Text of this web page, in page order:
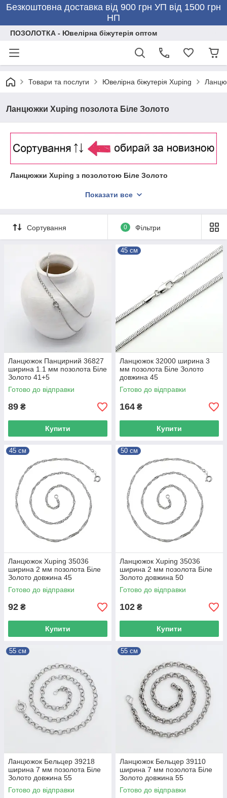
Безкоштовна доставка від 900 грн УП від 1500 грн
НП
ПОЗОЛОТКА - Ювелірна біжутерія оптом
Товари та послуги Ювелірна біжутерія Xuping
Ланцюжки Xuping позолота Біле Золото
Ланцюжки Xuping з позолотою Біле Золото
Показати все
Сортування 0 Фільтри
Ланцюжок Панцирний 36827
ширина 1.1 мм позолота Біле
Золото 41+5
Готово до відправки
89 ₴
Купити
45 см
Ланцюжок 32000 ширина 3
мм позолота Біле Золото
довжина 45
Готово до відправки
164 ₴
Купити
45 см
Ланцюжок Xuping 35036
ширина 2 мм позолота Біле
Золото довжина 45
Готово до відправки
92 ₴
Купити
50 см
Ланцюжок Xuping 35036
ширина 2 мм позолота Біле
Золото довжина 50
Готово до відправки
102 ₴
Купити
55 см
Ланцюжок Бельцер 39218
ширина 7 мм позолота Біле
Золото довжина 55
Готово до відправки
55 см
Ланцюжок Бельцер 39110
ширина 7 мм позолота Біле
Золото довжина 55
Готово до відправки